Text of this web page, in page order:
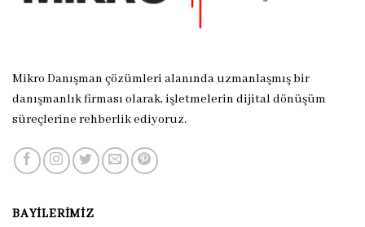
Mikro Danışman çözümleri alanında uzmanlaşmış bir
danışmanlık firması olarak, işletmelerin dijital dönüşüm
süreçlerine rehberlik ediyoruz.
BAYILERIMIZ